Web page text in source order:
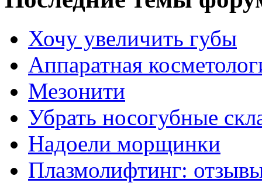
Хочу увеличить губы
Аппаратная
Мезонити
Убрать носогубные
Надоели морщинки
Плазмолифтинг: